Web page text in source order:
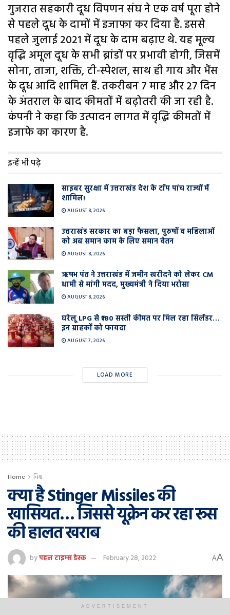
गुजरात सहकारी दूध विपणन संघ ने एक वर्ष पूरा होने
से पहले दूध के दामों में इजाफा कर दिया है. इससे
पहले जुलाई 2021 में दूध के दाम बढ़ाए थे. यह मूल्य
वृद्धि अमूल दूध के सभी ब्रांडों पर प्रभावी होगी, जिसमें
सोना, ताजा, शक्ति, टी-स्पेशल, साथ ही गाय और भैंस
के दूध आदि शामिल हैं. तकरीबन 7 माह और 27 दिन
के अंतराल के बाद कीमतों में बढ़ोतरी की जा रही है.
कंपनी ने कहा कि उत्पादन लागत में वृद्धि कीमतों में
इजाफे का कारण है.
इन्हें भी पढ़े
साइबर सुरक्षा में उत्तराखंड देश के टाॅप पांच राज्यों में
शामिल!
AUGUST 8, 2026
उत्तराखंड सरकार का बड़ा फैसला, पुरुषों व महिलाओं
को अब समान काम के लिए समान वेतन
AUGUST 8, 2026
ऋषभ पंत ने उत्तराखंड में जमीन खरीदने को लेकर CM
धामी से मांगी मदद, मुख्यमंत्री ने दिया भरोसा
AUGUST 8, 2026
घरेलू LPG से ₹180 सस्ती कीमत पर मिल रहा सिलेंडर…
इन ग्राहकों को फायदा
AUGUST 7, 2026
LOAD MORE
Home विश्व
क्या है Stinger Missiles की
खासियत… जिससे यूक्रेन कर रहा रूस
की हालत खराब
byपहल टाइम्स डेस्क February 28, 2022 AA
ADVERTISEMENT